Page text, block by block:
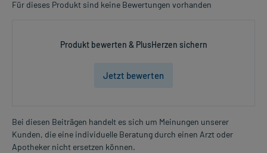
Für dieses Produkt sind keine Bewertungen vorhanden
Produkt bewerten & PlusHerzen sichern
Jetzt bewerten
Bei diesen Beiträgen handelt es sich um Meinungen unserer
Kunden, die eine individuelle Beratung durch einen Arzt oder
Apotheker nicht ersetzen können.